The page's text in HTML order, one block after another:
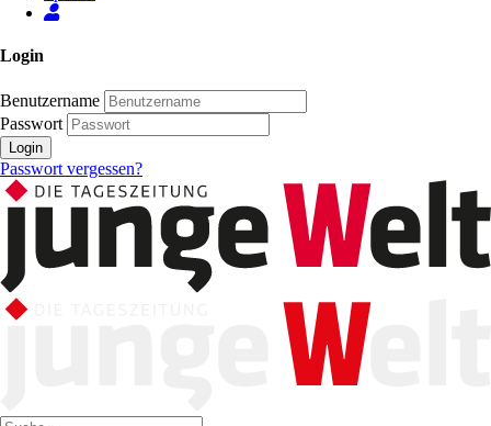
Login
Benutzername
Passwort
Login
Passwort vergessen?